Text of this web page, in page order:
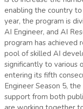
enabling the country
year, the program is
AI Engineer, and AI
program has achieved
pool of skilled AI
significantly to various
entering its fifth
Engineer Season 5,
support from both